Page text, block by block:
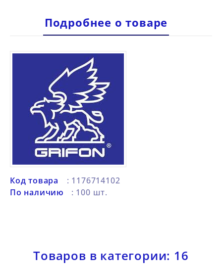
Подробнее о товаре
Код товара
: 1176714102
По наличию
: 100 шт.
Товаров в категории: 16